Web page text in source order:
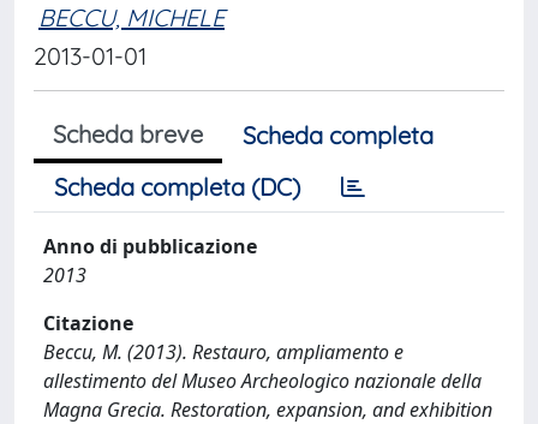
BECCU, MICHELE
2013-01-01
Scheda breve
Scheda completa
Scheda completa (DC)
Anno di pubblicazione
2013
Citazione
Beccu, M. (2013). Restauro, ampliamento e
allestimento del Museo Archeologico nazionale della
Magna Grecia. Restoration, expansion, and exhibition